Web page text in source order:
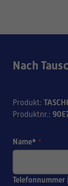
Nach
Produkt:
Produktnr.:
Name* *